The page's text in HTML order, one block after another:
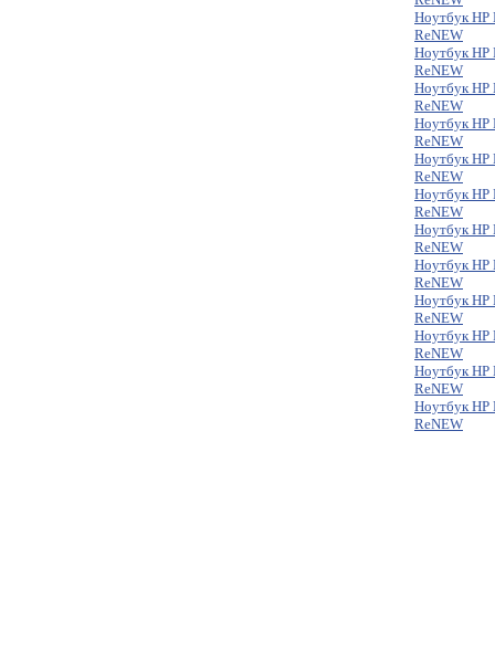
Ноутбук HP
ReNEW
Ноутбук HP
ReNEW
Ноутбук HP
ReNEW
Ноутбук HP
ReNEW
Ноутбук HP
ReNEW
Ноутбук HP
ReNEW
Ноутбук HP
ReNEW
Ноутбук HP
ReNEW
Ноутбук HP
ReNEW
Ноутбук HP
ReNEW
Ноутбук HP
ReNEW
Ноутбук HP
ReNEW